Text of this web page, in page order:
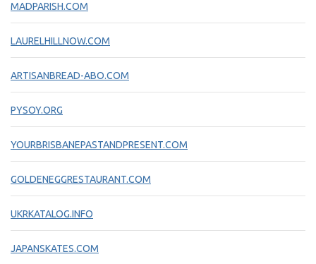
MADPARISH.COM
LAURELHILLNOW.COM
ARTISANBREAD-ABO.COM
PYSOY.ORG
YOURBRISBANEPASTANDPRESENT.COM
GOLDENEGGRESTAURANT.COM
UKRKATALOG.INFO
JAPANSKATES.COM